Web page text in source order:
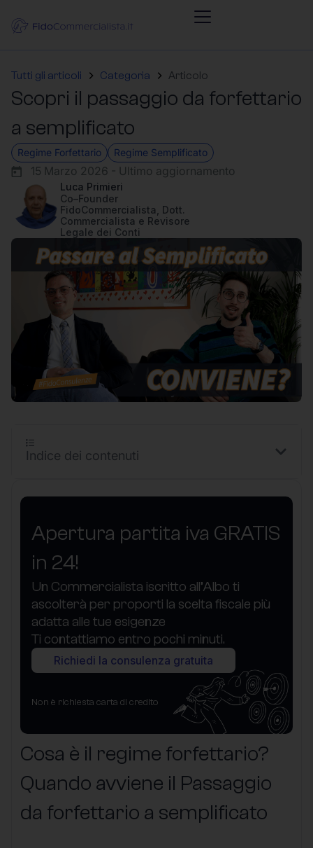
Tutti gli articoli Categoria Articolo
Scopri il passaggio da forfettario
a semplificato
Regime Forfettario Regime Semplificato
15 Marzo 2026 - Ultimo aggiornamento
Luca Primieri
Co–Founder
FidoCommercialista, Dott.
Commercialista e Revisore
Legale dei Conti
Apertura partita iva GRATIS
in 24!
Un Commercialista iscritto all’Albo ti
ascolterà per proporti la scelta fiscale più
adatta alle tue esigenze
Ti contattiamo entro pochi minuti.
Richiedi la consulenza gratuita
Non è richiesta carta di credito
Cosa è il regime forfettario?
Quando avviene il Passaggio
da forfettario a semplificato
Indice dei contenuti